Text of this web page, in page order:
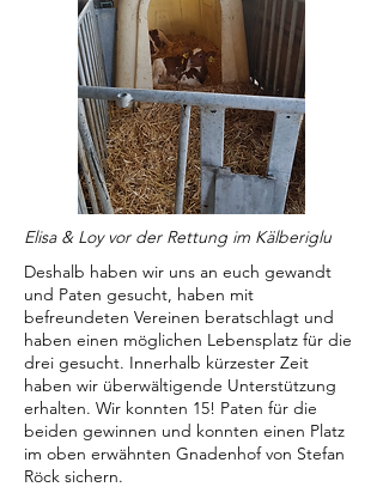
Elisa & Loy vor der Rettung im Kälberiglu
Deshalb haben wir uns an euch gewandt
und Paten gesucht, haben mit
befreundeten Vereinen beratschlagt und
haben einen möglichen Lebensplatz für die
drei gesucht. Innerhalb kürzester Zeit
haben wir überwältigende Unterstützung
erhalten. Wir konnten 15! Paten für die
beiden gewinnen und konnten einen Platz
im oben erwähnten Gnadenhof von Stefan
Röck sichern.